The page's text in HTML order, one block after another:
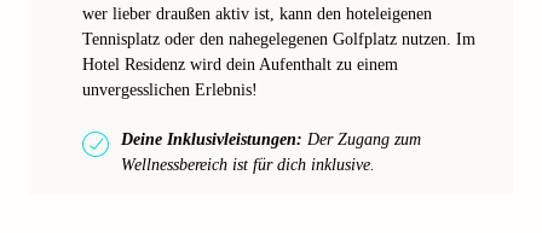
wer lieber draußen aktiv ist, kann den hoteleigenen
Tennisplatz oder den nahegelegenen Golfplatz nutzen. Im
Hotel Residenz wird dein Aufenthalt zu einem
unvergesslichen Erlebnis!
Deine Inklusivleistungen: Der Zugang zum
Wellnessbereich ist für dich inklusive.